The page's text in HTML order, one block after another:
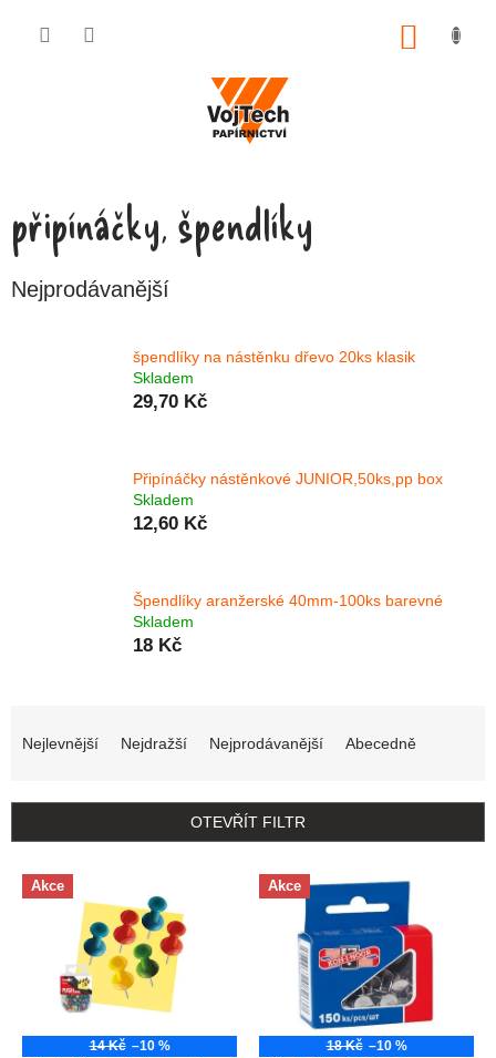
připínáčky, špendlíky
Nejprodávanější
špendlíky na nástěnku dřevo 20ks klasik
Skladem
29,70 Kč
Připínáčky nástěnkové JUNIOR,50ks,pp box
Skladem
12,60 Kč
Špendlíky aranžerské 40mm-100ks barevné
Skladem
18 Kč
Nejlevnější Nejdražší Nejprodávanější Abecedně
OTEVŘÍT FILTR
Výpis produktů
Akce
14 Kč –10 %
Akce
18 Kč –10 %